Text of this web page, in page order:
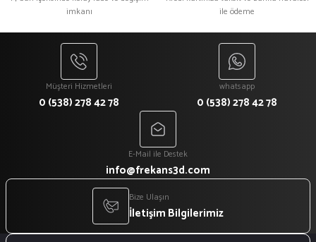
imkanı
ile ödeme
Müşteri Hizmetleri
0 (538) 278 42 78
whatsapp
0 (538) 278 42 78
E-Mail ile Destek
info@frekans3d.com
Bize Ulaşın
İletişim Bilgilerimiz